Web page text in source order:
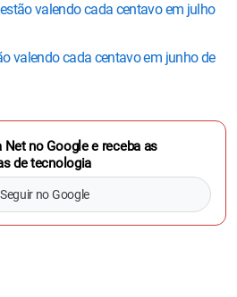
valendo cada centavo em julho
valendo cada centavo em junho de
Net no Google e receba as
de tecnologia
Seguir no Google